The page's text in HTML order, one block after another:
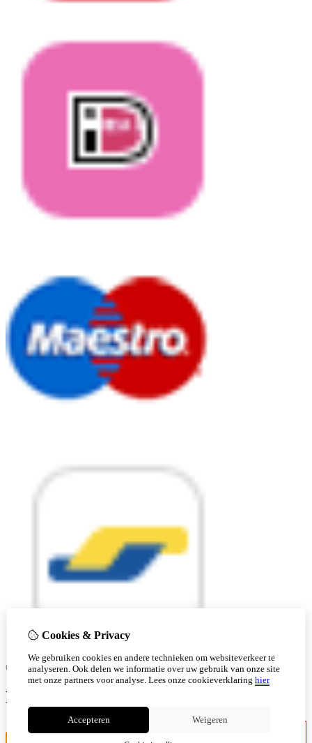
© Copyright 2026 |
Cookies & Privacy
We gebruiken cookies en andere technieken om websiteverkeer te
analyseren. Ook delen we informatie over uw gebruik van onze site
met onze partners voor analyse. Lees onze cookieverklaring hier
Accepteren Weigeren
Ben je 18 of ouder?